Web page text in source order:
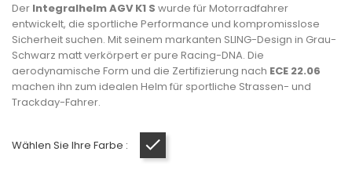
Der Integralhelm AGV K1 S wurde für Motorradfahrer
entwickelt, die sportliche Performance und kompromisslose
Sicherheit suchen. Mit seinem markanten SLING-Design in Grau-
Schwarz matt verkörpert er pure Racing-DNA. Die
aerodynamische Form und die Zertifizierung nach ECE 22.06
machen ihn zum idealen Helm für sportliche Strassen- und
Trackday-Fahrer.
Wählen Sie Ihre Farbe :